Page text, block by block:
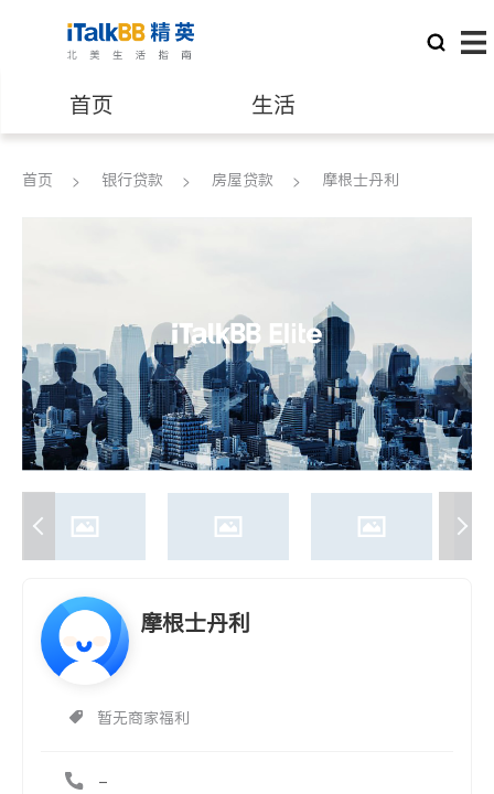
首页 生活
医生 律师
养老 非盈利组织
首页 银行贷款 房屋贷款 摩根士丹利
摩根士丹利
暂无商家福利
-